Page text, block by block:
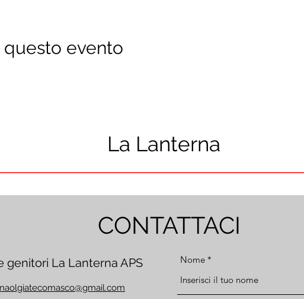
evento
La Lanterna
CONTATTACI
genitori La Lanterna APS Nome